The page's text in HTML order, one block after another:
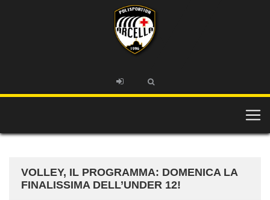
VOLLEY, IL PROGRAMMA: DOMENICA LA
FINALISSIMA DELL’UNDER 12!